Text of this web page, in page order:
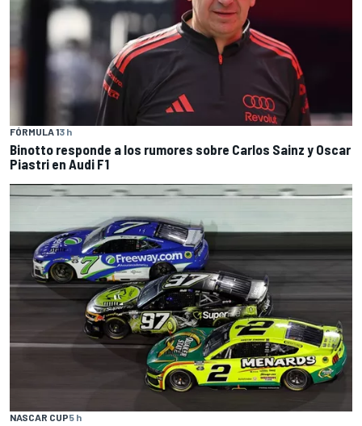
FÓRMULA 13 h
Binotto responde a los rumores sobre Carlos Sainz y Oscar
Piastri en Audi F1
NASCAR CUP5 h